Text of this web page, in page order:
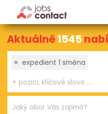
Aktuálně1545
× expedient 1 směna